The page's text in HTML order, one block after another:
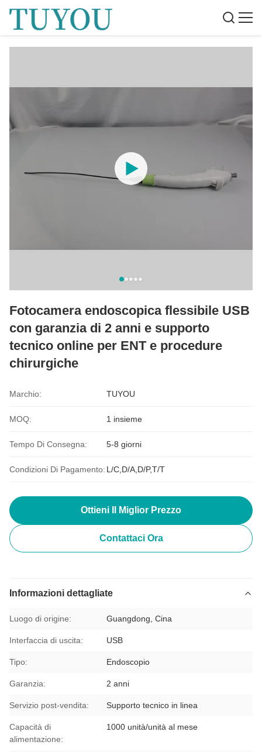
Fotocamera endoscopica flessibile USB
con garanzia di 2 anni e supporto
tecnico online per ENT e procedure
chirurgiche
Marchio: TUYOU
MOQ: 1 insieme
Tempo Di Consegna: 5-8 giorni
Condizioni Di Pagamento: L/C,D/A,D/P,T/T
Ottieni Il Miglior Prezzo
Contattaci Ora
Informazioni dettagliate
Luogo di origine: Guangdong, Cina
Interfaccia di uscita: USB
Tipo: Endoscopio
Garanzia: 2 anni
Servizio post-vendita: Supporto tecnico in linea
Capacità di
alimentazione:
1000 unità/unità al mese